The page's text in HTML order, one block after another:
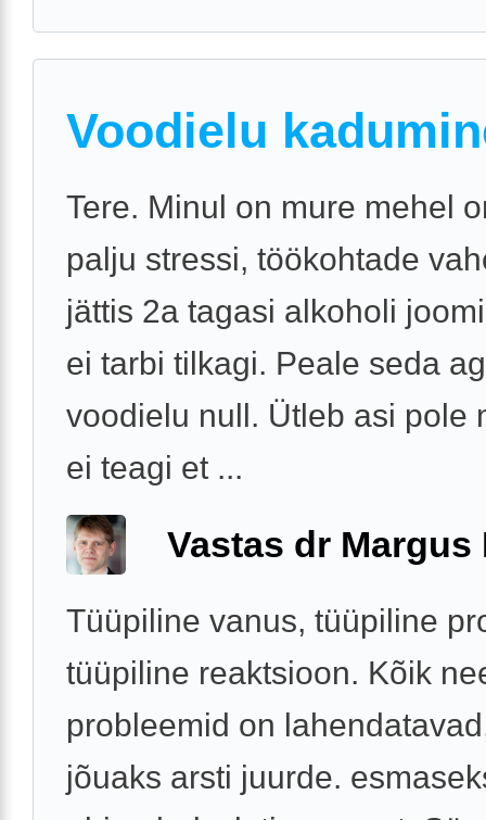
Voodielu
Tere. Minul on mure mehel
palju stressi, töökohtade
jättis 2a tagasi alkoholi
ei tarbi tilkagi. Peale seda
voodielu null. Ütleb asi pole
ei teagi et ...
Vastas dr Margus
Tüüpiline vanus, tüüpiline
tüüpiline reaktsioon. Kõik
probleemid on
jõuaks arsti juurde.